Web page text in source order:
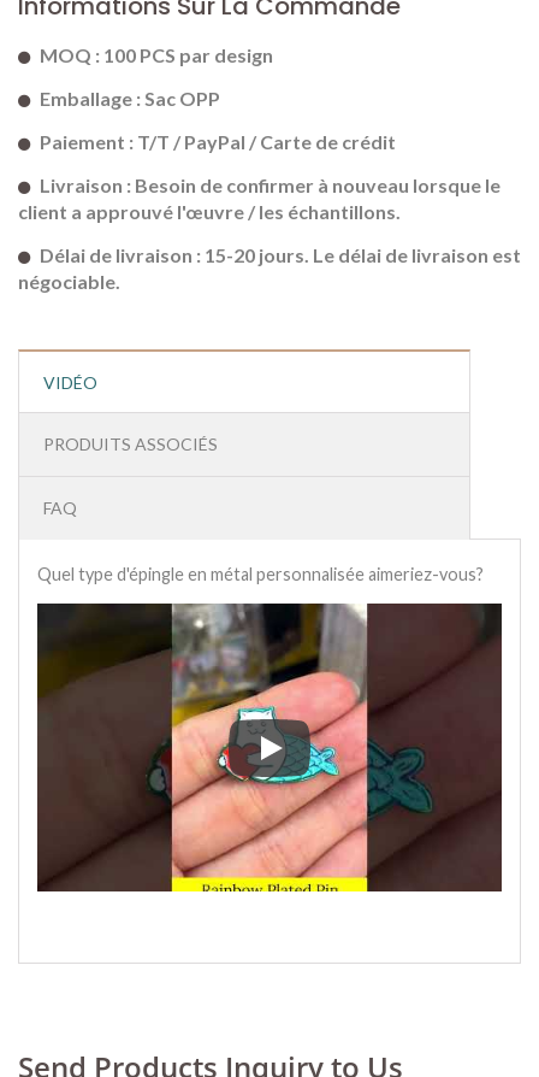
MOQ : 100 PCS par design
Emballage : Sac OPP
Paiement : T/T / PayPal / Carte de crédit
Livraison : Besoin de confirmer à nouveau lorsque le
client a approuvé l'œuvre / les échantillons.
Délai de livraison : 15-20 jours. Le délai de livraison est
négociable.
VIDÉO
PRODUITS ASSOCIÉS
FAQ
Quel type d'épingle en métal personnalisée aimeriez-vous?
Quel type d'épingle en métal